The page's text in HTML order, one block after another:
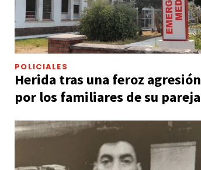
POLICIALES
Herida tras una feroz agresión
por los familiares de su pareja